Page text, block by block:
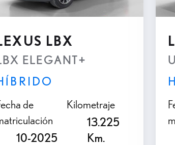
Transmisión Automatica e-
LBX
ELEGANT+
de
10-2025
Kilometraje
13.225
Km.